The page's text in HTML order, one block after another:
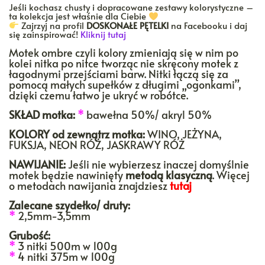
Jeśli kochasz chusty i dopracowane zestawy kolorystyczne –
ta kolekcja jest właśnie dla Ciebie
Zajrzyj na profil DOSKONAŁE PĘTELKI na Facebooku i daj
się zainspirować! Kliknij tutaj
Motek ombre czyli kolory zmieniają się w nim po
kolei nitka po nitce tworząc nie skręcony motek z
łagodnymi przejściami barw. Nitki łączą się za
pomocą małych supełków z długimi „ogonkami”,
dzięki czemu łatwo je ukryć w robótce.
SKŁAD motka: * bawełna 50%/ akryl 50%
KOLORYod zewnątrz motka:WINO, JEŻYNA,
FUKSJA, NEON RÓŻ, JASKRAWY RÓŻ
NAWIJANIE:Jeśli nie wybierzesz inaczej domyślnie
motek będzie nawinięty metodą klasyczną. Więcej
o metodach nawijania znajdziesztutaj
Zalecane szydełko/ druty:
* 2,5mm-3,5mm
Grubość:
* 3 nitki 500m w 100g
* 4 nitki 375m w 100g